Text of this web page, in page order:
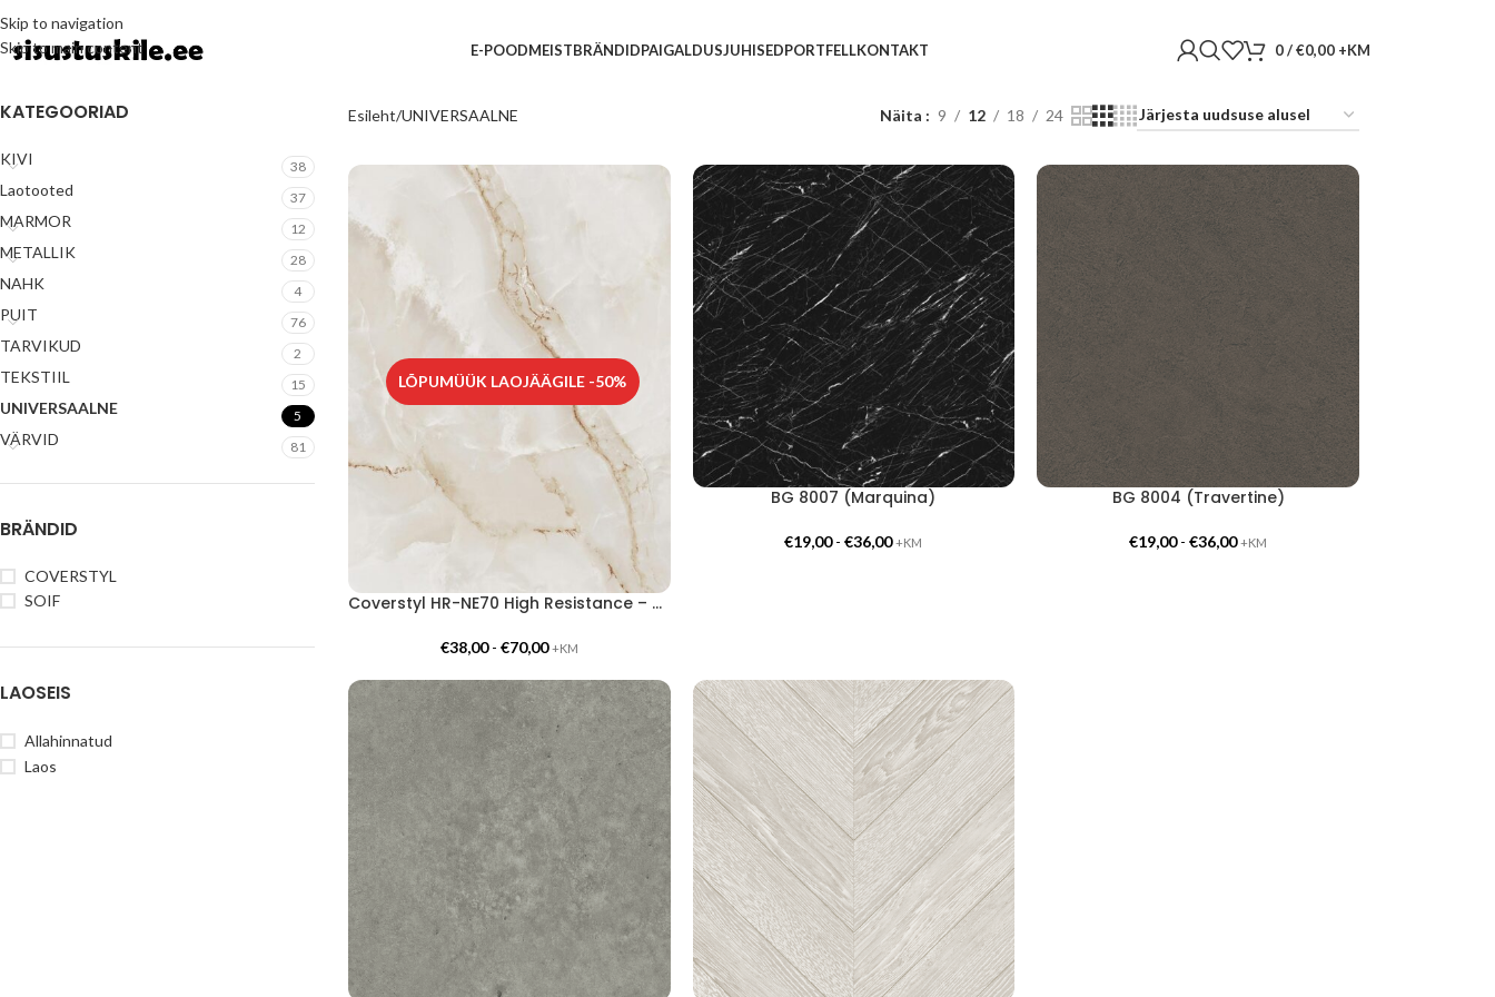
Skip to navigation
Skip to main content
E-POODMEISTBRÄNDIDPAIGALDUSJUHISEDPORTFELLKONTAKT 0/€0,00
KATEGOORIAD
KIVI 38
Laotooted 37
MARMOR 12
METALLIK 28
NAHK 4
PUIT 76
TARVIKUD 2
TEKSTIIL 15
UNIVERSAALNE 5
VÄRVID 81
BRÄNDID
COVERSTYL
SOIF
LAOSEIS
Allahinnatud
Laos
Esileht UNIVERSAALNE Näita 9 12 18 24
LÕPUMÜÜK LAOJÄÄGILE -50%
Coverstyl HR-NE70 High Resistance – Onyx Gold
€38,00- €70,00 +KM
BG 8007 (Marquina)
€19,00-€36,00 +KM
BG 8004 (Travertine)
€19,00-€36,00 +KM